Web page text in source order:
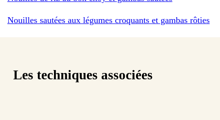
Nouilles sautées aux légumes croquants et gambas rôties
Les techniques associées